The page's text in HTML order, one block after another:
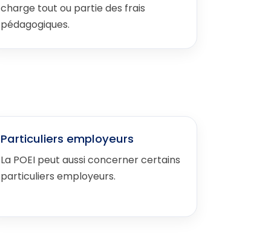
charge tout ou partie des frais
pédagogiques.
Particuliers employeurs
La POEI peut aussi concerner certains
particuliers employeurs.